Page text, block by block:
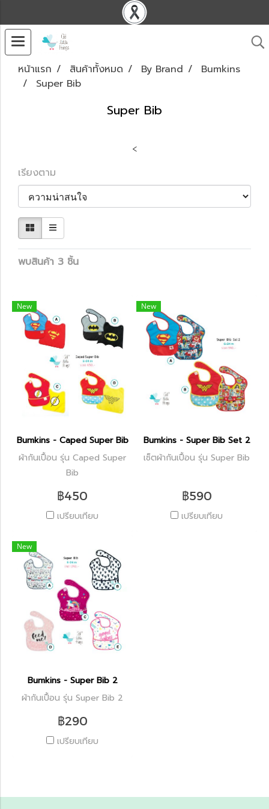
หน้าแรก สินค้าทั้งหมด By Brand
Bumkins
Super Bib
Super Bib
<
เรียงตาม
พบสินค้า 3 ชิ้น
New
Bumkins - Caped Super Bib
ผ้ากันเปื้อน รุ่น Caped Super
Bib
฿450
เปรียบเทียบ
New
Bumkins - Super Bib Set 2
เซ็ตผ้ากันเปื้อน รุ่น Super Bib
฿590
เปรียบเทียบ
New
Bumkins - Super Bib 2
ผ้ากันเปื้อน รุ่น Super Bib 2
฿290
เปรียบเทียบ